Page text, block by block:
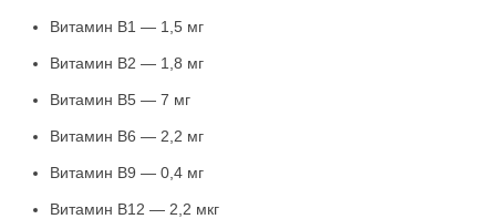
Витамин В1 — 1,5 мг
Витамин В2 — 1,8 мг
Витамин В5 — 7 мг
Витамин В6 — 2,2 мг
Витамин В9 — 0,4 мг
Витамин В12 — 2,2 мкг